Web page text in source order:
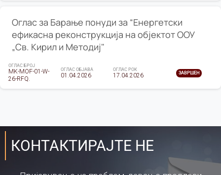
Оглас за Барање понуди за “Енергетски
ефикасна реконструкција на објектот ООУ
„Св. Кирил и Методиј"
ОГЛАС БРОЈ
MK-MOF-01-W-
26-RFQ.
ОГЛАС ОБЈАВА
01.04.2026
ОГЛАС РОК
17.04.2026 ЗАВРШЕН
КОНТАКТИРАЈТЕ НЕ